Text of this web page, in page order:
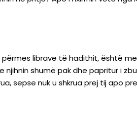
librave të hadithit, është
shumë pak dhe papritur i
sepse nuk u shkrua prej tij apo